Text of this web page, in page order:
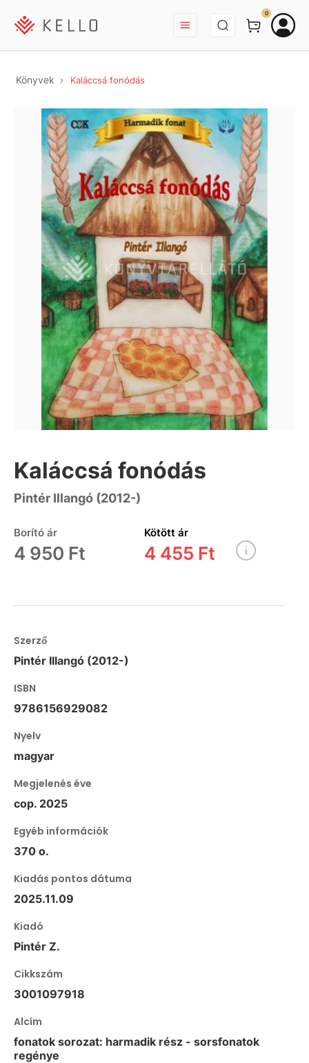
BEJELENTKEZÉS
0
Könyvek Kaláccsá fonódás
Kaláccsá fonódás
Pintér Illangó (2012-)
Borító ár
4 950 Ft
Kötött ár
4 455 Ft
Szerző
Pintér Illangó (2012-)
ISBN
9786156929082
Nyelv
magyar
Megjelenés éve
cop. 2025
Egyéb információk
370 o.
Kiadás pontos dátuma
2025.11.09
Kiadó
Pintér Z.
Cikkszám
3001097918
Alcím
fonatok sorozat: harmadik rész - sorsfonatok
regénye